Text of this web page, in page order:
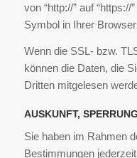
von “http://” auf
Symbol in Ihrer
Wenn die SSL- bzw.
können die Daten, die
Dritten mitgelesen
AUSKUNFT,
Sie haben im Rahmen
Bestimmungen